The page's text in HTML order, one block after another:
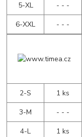
5-XL
- - -
6-XXL
- - -
2-S
1 ks
3-M
- - -
4-L
1 ks